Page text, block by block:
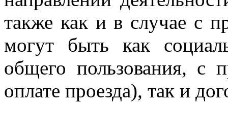
также как и в случае с
могут быть как
общего пользования, с
оплате проезда), так и